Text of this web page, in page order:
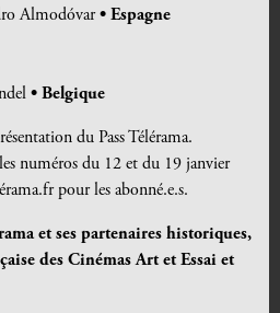
Almodóvar• Espagne
• Belgique
du Pass Télérama.
numéros du 12 et du 19 janvier
pour les abonné.e.s.
et ses partenaires historiques,
des Cinémas Art et Essai et